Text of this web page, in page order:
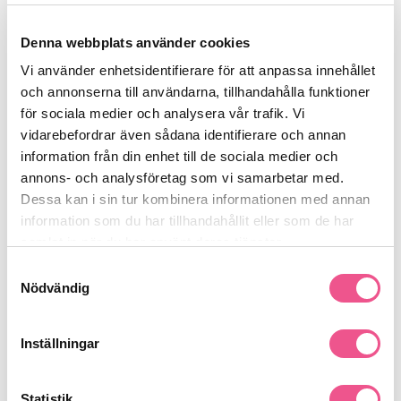
Denna webbplats använder cookies
Vi använder enhetsidentifierare för att anpassa innehållet
och annonserna till användarna, tillhandahålla funktioner
för sociala medier och analysera vår trafik. Vi
vidarebefordrar även sådana identifierare och annan
information från din enhet till de sociala medier och
annons- och analysföretag som vi samarbetar med.
Dessa kan i sin tur kombinera informationen med annan
information som du har tillhandahållit eller som de har
Nödvändig
Inställningar
- 20 minuters snabbladdning för 20 minuters användning
- Japanska skärblad i stål
- 5 utbytbara skärhuvuden som enkelt kan vridas och låsas:
Precisionstrimmer med skärblad i japanskt stål, Nästrimmer,
Rakapparat med foliehuvud, Detaljtrimmer och Kroppstrimmer
- Kamguide för skägg (2–14 mm)
- Kamguide för skäggstubb (1–3,5 mm)
- 3 kamguider för kroppshår (3 mm, 5 mm, 7 mm)
Produktdetaljer